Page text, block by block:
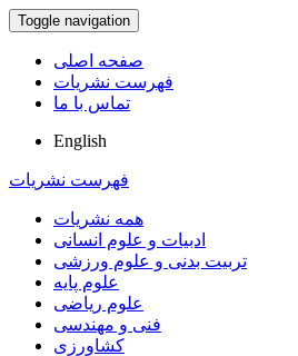
Toggle navigation
صفحه اصلی
فهرست نشریات
تماس با ما
English
فهرست نشریات
همه نشریات
ادبیات و علوم انسانی
تربیت بدنی و علوم ورزشی
علوم پایه
علوم ریاضی
فنی و مهندسی
کشاورزی